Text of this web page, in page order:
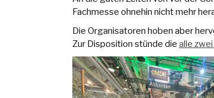
Fachmesse ohnehin nicht mehr
Die Organisatoren hoben aber
Zur Disposition stünde die alle